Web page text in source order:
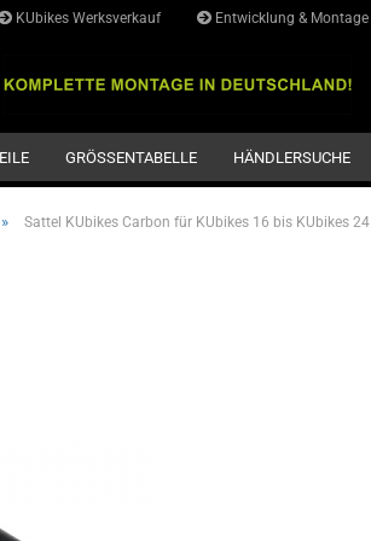
KUbikes Werksverkauf Entwicklung & Montage
GRÖSSENTABELLE HÄNDLERSUCHE
» Sattel KUbikes Carbon für KUbikes 16 bis KUbikes 24